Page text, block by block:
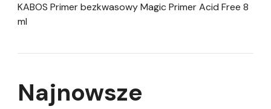
KABOS Primer bezkwasowy Magic Primer Acid Free 8
ml
Najnowsze